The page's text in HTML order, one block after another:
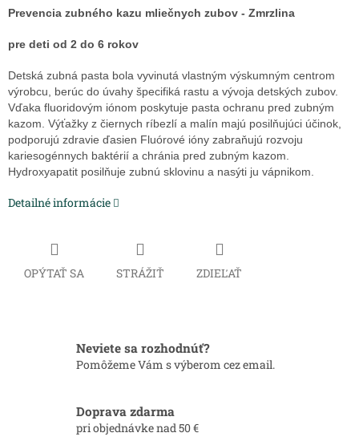
Prevencia zubného kazu mliečnych zubov - Zmrzlina
pre deti od 2 do 6 rokov
Detská zubná pasta bola vyvinutá vlastným výskumným centrom
výrobcu, berúc do úvahy špecifiká rastu a vývoja detských zubov.
Vďaka fluoridovým iónom poskytuje pasta ochranu pred zubným
kazom. Výťažky z čiernych ríbezlí a malín majú posilňujúci účinok,
podporujú zdravie ďasien Fluórové ióny zabraňujú rozvoju
kariesogénnych baktérií a chránia pred zubným kazom.
Hydroxyapatit posilňuje zubnú sklovinu a nasýti ju vápnikom.
Detailné informácie
OPÝTAŤ SA STRÁŽIŤ ZDIEĽAŤ
Neviete sa rozhodnúť?
Pomôžeme Vám s výberom cez email.
Doprava zdarma
pri objednávke nad 50 €